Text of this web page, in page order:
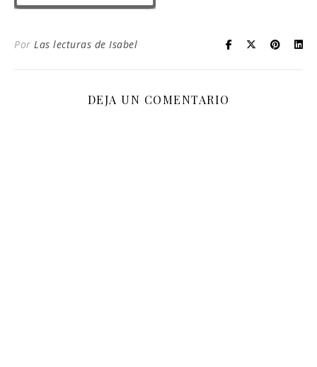
Por Las lecturas de Isabel
DEJA UN COMENTARIO